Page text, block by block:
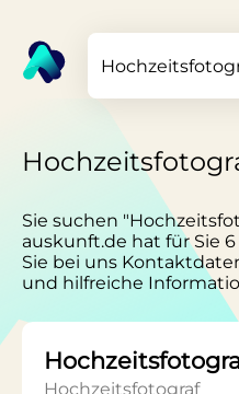
Sie suchen
auskunft.de hat für Sie
Sie bei uns
und hilfreiche
Hochzeitsfotograf